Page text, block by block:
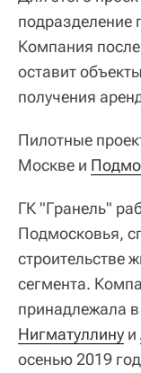
подразделение
Компания
оставит
получения
Пилотные
Москве и
ГК "Гранель"
Подмосковья,
строительстве
сегмента.
принадлежала
Нигматуллину и
осенью 2019